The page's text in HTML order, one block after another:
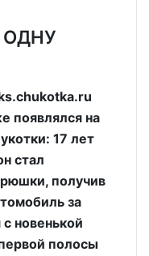
появлялся на
17 лет
стал
получив
за
новенькой
полосы